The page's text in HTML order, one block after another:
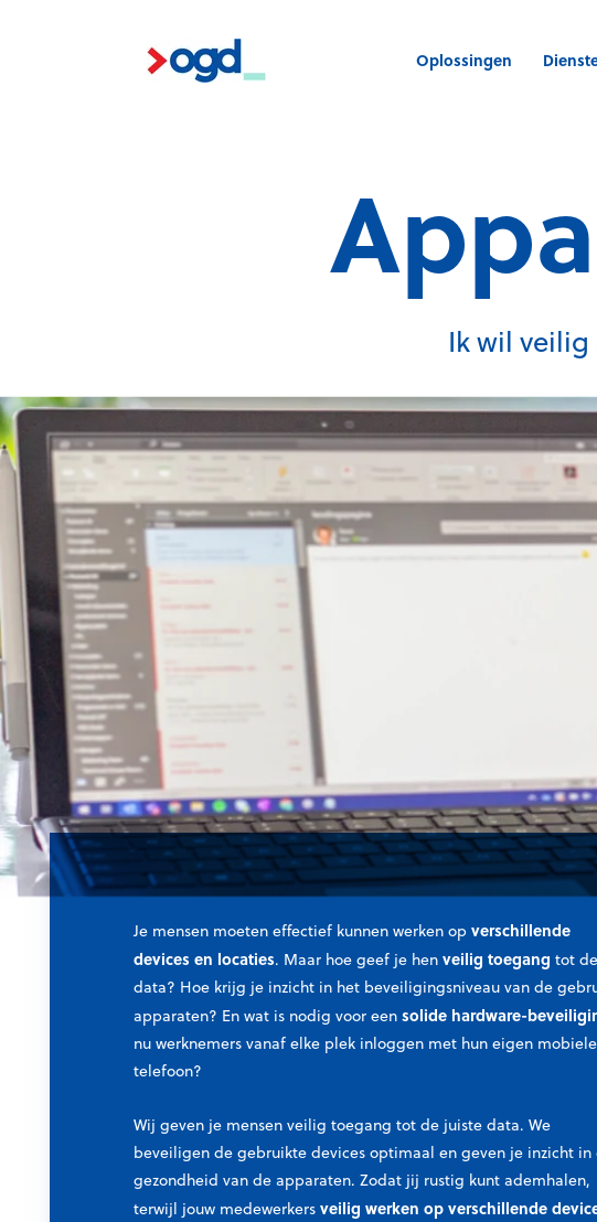
Oplossingen
Ik wil
Je mensen moeten effectief kunnen werken op verschillende
devices en locaties. Maar hoe geef je hen veilig toegang tot de
data? Hoe krijg je inzicht in het beveiligingsniveau van de
apparaten? En wat is nodig voor een solide hardware-
nu werknemers vanaf elke plek inloggen met hun eigen mobiele
telefoon?
Wij geven je mensen veilig toegang tot de juiste data. We
beveiligen de gebruikte devices optimaal en geven je inzicht in
gezondheid van de apparaten. Zodat jij rustig kunt ademhalen,
terwijl jouw medewerkers veilig werken op verschillende